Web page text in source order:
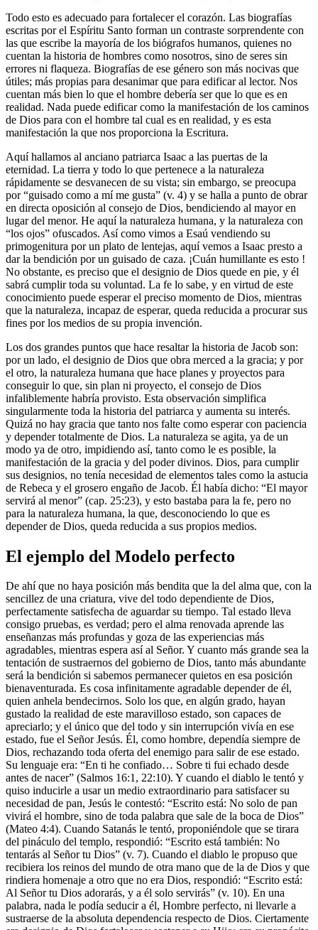
Todo esto es adecuado para fortalecer el corazón. Las biografías
escritas por el Espíritu Santo forman un contraste sorprendente con
las que escribe la mayoría de los biógrafos humanos, quienes no
cuentan la historia de hombres como nosotros, sino de seres sin
errores ni flaqueza. Biografías de ese género son más nocivas que
útiles; más propias para desanimar que para edificar al lector. Nos
cuentan más bien lo que el hombre debería ser que lo que es en
realidad. Nada puede edificar como la manifestación de los caminos
de Dios para con el hombre tal cual es en realidad, y es esta
manifestación la que nos proporciona la Escritura.
Aquí hallamos al anciano patriarca Isaac a las puertas de la
eternidad. La tierra y todo lo que pertenece a la naturaleza
rápidamente se desvanecen de su vista; sin embargo, se preocupa
por “guisado como a mí me gusta” (v. 4) y se halla a punto de obrar
en directa oposición al consejo de Dios, bendiciendo al mayor en
lugar del menor. He aquí la naturaleza humana, y la naturaleza con
“los ojos” ofuscados. Así como vimos a Esaú vendiendo su
primogenitura por un plato de lentejas, aquí vemos a Isaac presto a
dar la bendición por un guisado de caza. ¡Cuán humillante es esto !
No obstante, es preciso que el designio de Dios quede en pie, y él
sabrá cumplir toda su voluntad. La fe lo sabe, y en virtud de este
conocimiento puede esperar el preciso momento de Dios, mientras
que la naturaleza, incapaz de esperar, queda reducida a procurar sus
fines por los medios de su propia invención.
Los dos grandes puntos que hace resaltar la historia de Jacob son:
por un lado, el designio de Dios que obra merced a la gracia; y por
el otro, la naturaleza humana que hace planes y proyectos para
conseguir lo que, sin plan ni proyecto, el consejo de Dios
infaliblemente habría provisto. Esta observación simplifica
singularmente toda la historia del patriarca y aumenta su interés.
Quizá no hay gracia que tanto nos falte como esperar con paciencia
y depender totalmente de Dios. La naturaleza se agita, ya de un
modo ya de otro, impidiendo así, tanto como le es posible, la
manifestación de la gracia y del poder divinos. Dios, para cumplir
sus designios, no tenía necesidad de elementos tales como la astucia
de Rebeca y el grosero engaño de Jacob. Él había dicho: “El mayor
servirá al menor” (cap. 25:23), y esto bastaba para la fe, pero no
para la naturaleza humana, la que, desconociendo lo que es
depender de Dios, queda reducida a sus propios medios.
El ejemplo del Modelo perfecto
De ahí que no haya posición más bendita que la del alma que, con la
sencillez de una criatura, vive del todo dependiente de Dios,
perfectamente satisfecha de aguardar su tiempo. Tal estado lleva
consigo pruebas, es verdad; pero el alma renovada aprende las
enseñanzas más profundas y goza de las experiencias más
agradables, mientras espera así al Señor. Y cuanto más grande sea la
tentación de sustraernos del gobierno de Dios, tanto más abundante
será la bendición si sabemos permanecer quietos en esa posición
bienaventurada. Es cosa infinitamente agradable depender de él,
quien anhela bendecirnos. Solo los que, en algún grado, hayan
gustado la realidad de este maravilloso estado, son capaces de
apreciarlo; y el único que del todo y sin interrupción vivía en ese
estado, fue el Señor Jesús. Él, como hombre, dependía siempre de
Dios, rechazando toda oferta del enemigo para salir de ese estado.
Su lenguaje era: “En ti he confiado… Sobre ti fui echado desde
antes de nacer” (Salmos 16:1, 22:10). Y cuando el diablo le tentó y
quiso inducirle a usar un medio extraordinario para satisfacer su
necesidad de pan, Jesús le contestó: “Escrito está: No solo de pan
vivirá el hombre, sino de toda palabra que sale de la boca de Dios”
(Mateo 4:4). Cuando Satanás le tentó, proponiéndole que se tirara
del pináculo del templo, respondió: “Escrito está también: No
tentarás al Señor tu Dios” (v. 7). Cuando el diablo le propuso que
recibiera los reinos del mundo de otra mano que de la de Dios y que
rindiera homenaje a otro que no era Dios, respondió: “Escrito está:
Al Señor tu Dios adorarás, y a él solo servirás” (v. 10). En una
palabra, nada le podía seducir a él, Hombre perfecto, ni llevarle a
sustraerse de la absoluta dependencia respecto de Dios. Ciertamente